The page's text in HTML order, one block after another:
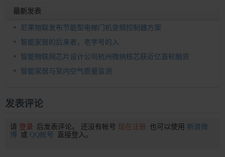
最新发表
尼果物联发布节能型电梯门机变频控制器方案
智能家居的后来者，老字号的入
智能物联网芯片设计公司杭州微纳核芯获近亿首轮融资
智能家居与室内空气质量监测
发表评论
请 登录 后发表评论。 还没有帐号 现在注册 也可以使用 新浪微
博 或 QQ帐号 直接登入。